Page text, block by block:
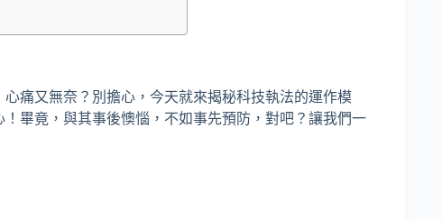
痛又無奈？別擔心，今天就來揭秘科技執法的運作模
畢竟，與其事後懊惱，不如事先預防，對吧？讓我們一